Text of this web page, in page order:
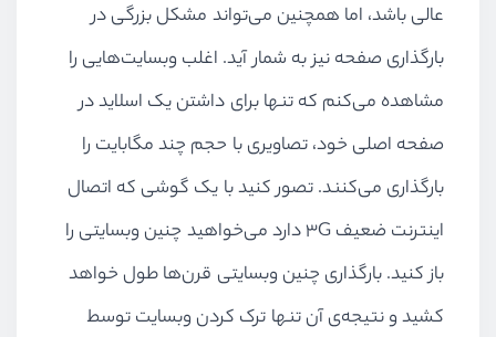
عالی باشد، اما همچنین می‌تواند مشکل بزرگی در
بارگذاری صفحه نیز به شمار آید. اغلب وبسایت‌هایی را
مشاهده می‌کنم که تنها برای داشتن یک اسلاید در
صفحه اصلی خود، تصاویری با حجم چند مگابایت را
بارگذاری می‌کنند. تصور کنید با یک گوشی که اتصال
اینترنت ضعیف3Gدارد می‌خواهید چنین وبسایتی را
باز کنید. بارگذاری چنین وبسایتی قرن‌ها طول خواهد
کشید و نتیجه‌ی آن تنها ترک کردن وبسایت توسط